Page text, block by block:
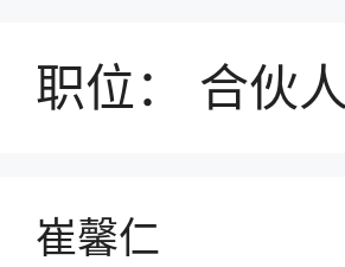
职位： 合伙人
崔馨仁